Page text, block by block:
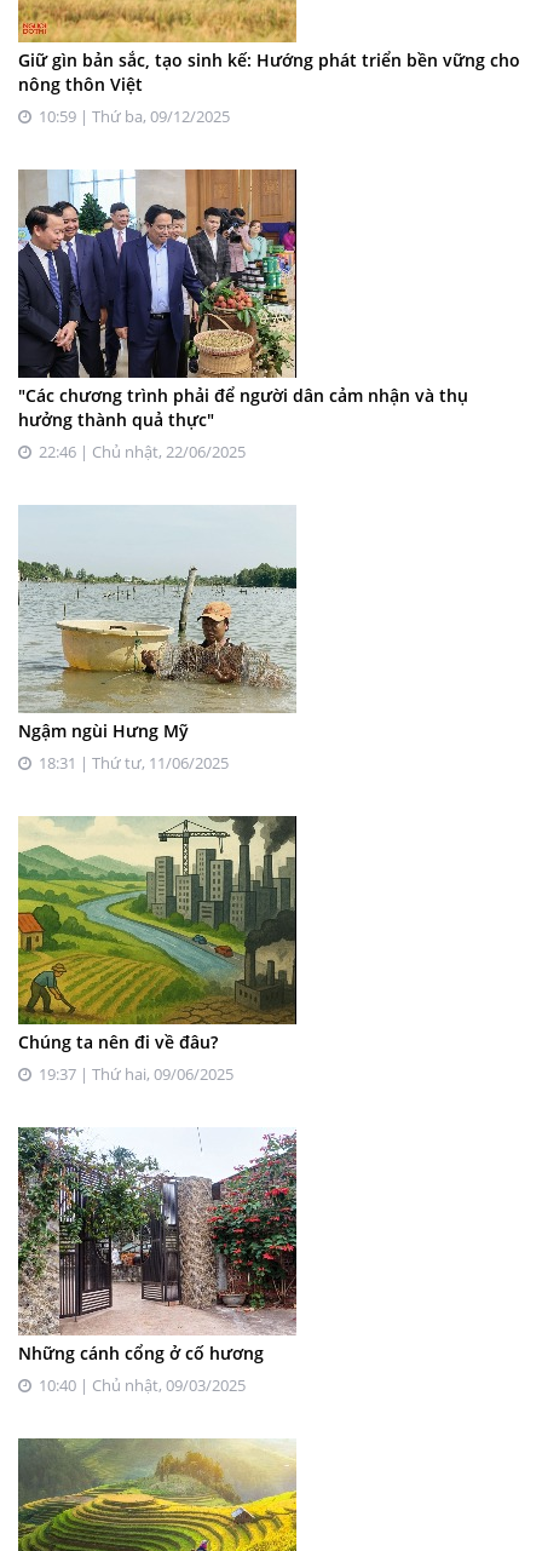
Giữ gìn bản sắc, tạo sinh kế: Hướng phát triển bền vững cho
nông thôn Việt
10:59 | Thứ ba, 09/12/2025
"Các chương trình phải để người dân cảm nhận và thụ
hưởng thành quả thực"
22:46 | Chủ nhật, 22/06/2025
Ngậm ngùi Hưng Mỹ
18:31 | Thứ tư, 11/06/2025
Chúng ta nên đi về đâu?
19:37 | Thứ hai, 09/06/2025
Những cánh cổng ở cố hương
10:40 | Chủ nhật, 09/03/2025